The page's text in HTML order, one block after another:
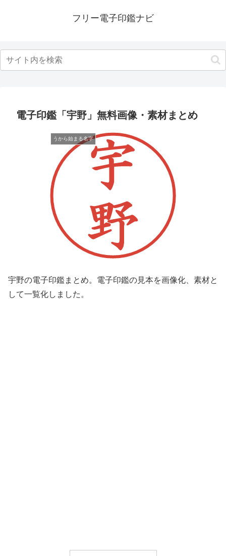
フリー電子印鑑ナビ
電子印鑑「宇野」無料画像・素材まとめ
うから始まる名字
宇野の電子印鑑まとめ。電子印鑑の見本を画像化、素材と
して一覧化しました。